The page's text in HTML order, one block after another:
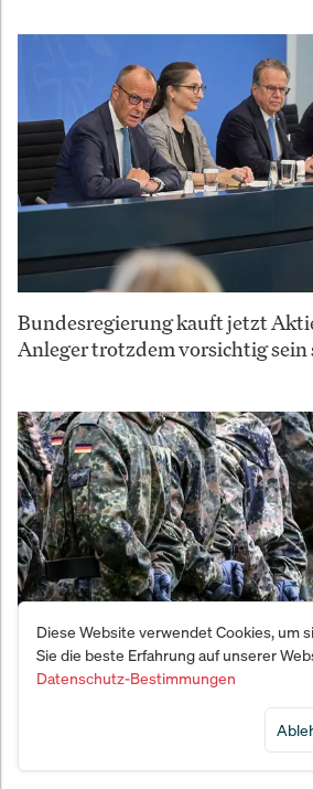
Bundesregierung kauft jetzt
Anleger trotzdem vorsichtig sein
Bundeswehr meldet Bewerber-
Diese Website verwendet Cookies, um
Sie die beste Erfahrung auf unserer
Datenschutz-Bestimmungen